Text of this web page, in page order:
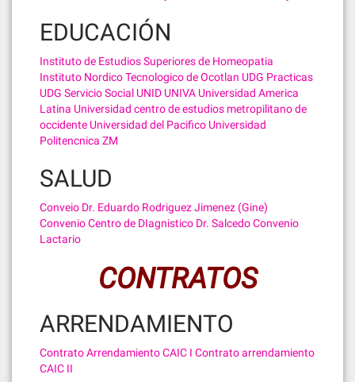
EDUCACIÓN
Instituto de Estudios Superiores de Homeopatia
Instituto NordicoTecnologico de Ocotlan UDG Practicas
UDG Servicio Social UNID UNIVA Universidad America
Latina Universidad centro de estudios metropilitano de
occidente Universidad del Pacifico Universidad
Politencnica ZM
SALUD
Conveio Dr. Eduardo Rodriguez Jimenez (Gine)
Convenio Centro de DIagnistico Dr. SalcedoConvenio
Lactario
CONTRATOS
ARRENDAMIENTO
Contrato Arrendamiento CAIC I Contrato arrendamiento
CAIC II